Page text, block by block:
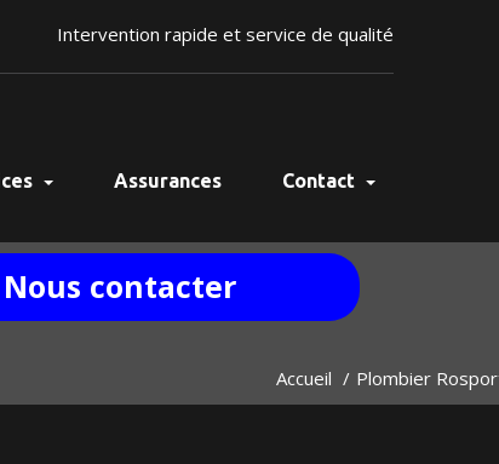
Intervention rapide et service de qualité
Assurances Contact
Nous contacter
Accueil Plombier